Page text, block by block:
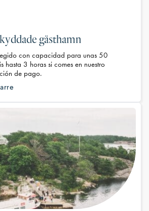
gästhamn
con capacidad para unas 50
hasta 3 horas si comes en nuestro
de pago.